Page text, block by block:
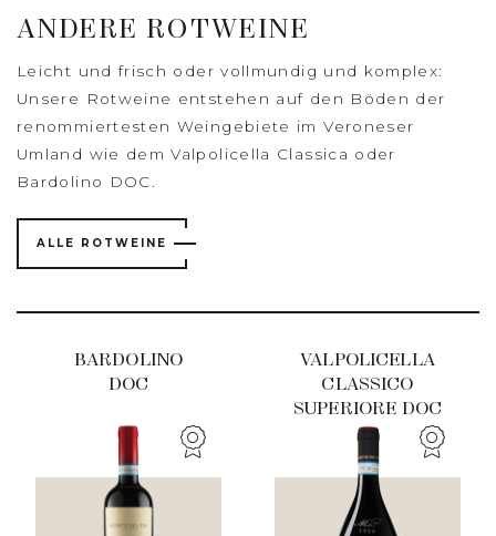
ANDERE ROTWEINE
Leicht und frisch oder vollmundig und komplex:
Unsere Rotweine entstehen auf den Böden der
renommiertesten Weingebiete im Veroneser
Umland wie dem Valpolicella Classica oder
Bardolino DOC.
ALLE ROTWEINE
BARDOLINO
DOC
VALPOLICELLA
CLASSICO
SUPERIORE DOC
TENUTA LENA DI